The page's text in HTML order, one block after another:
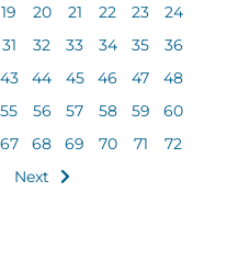
19 20 21 22 23
24
31 32 33 34 35
36
43 44 45 46 47
48
55 56 57 58 59
60
67 68 69 70 71
72
Next